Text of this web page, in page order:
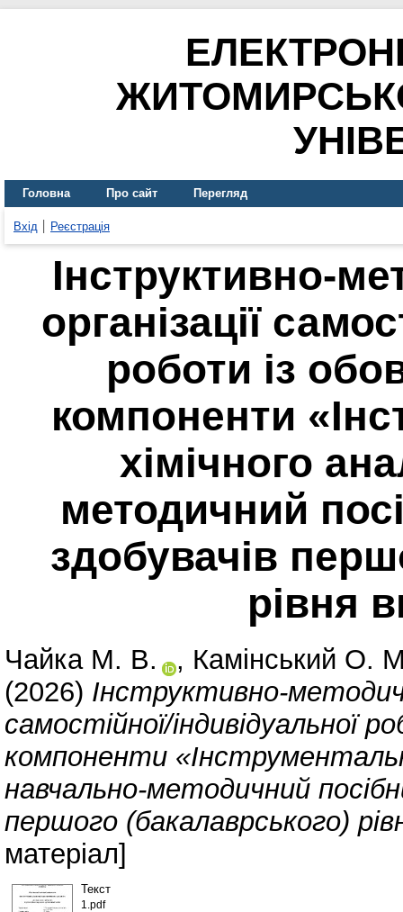
Головна Про сайт Перегляд
Вхід Реєстрація
Інструктивно-
організації
роботи із
компоненти
хімічного
методичний
здобувачів
рівня
Чайка М. В. , Камінський О.
(2026) Інструктивно-
самостійної/індивідуальної
компоненти
навчально-методичний
першого (бакалаврського)
матеріал]
Текст
1.pdf